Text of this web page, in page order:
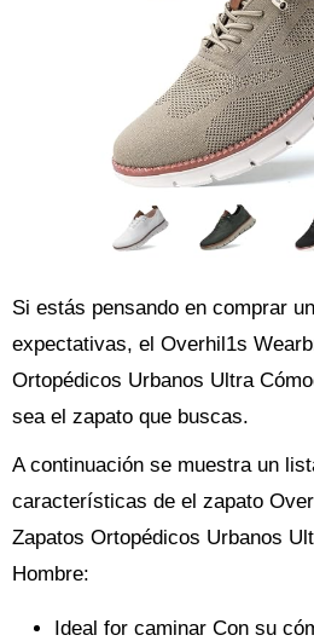
Si estás pensando en comprar
expectativas, el Overhil1s
Ortopédicos Urbanos Ultra
sea el zapato que buscas.
A continuación se muestra un
características de el zapato
Zapatos Ortopédicos Urbanos
Hombre:
Ideal for caminar Con su